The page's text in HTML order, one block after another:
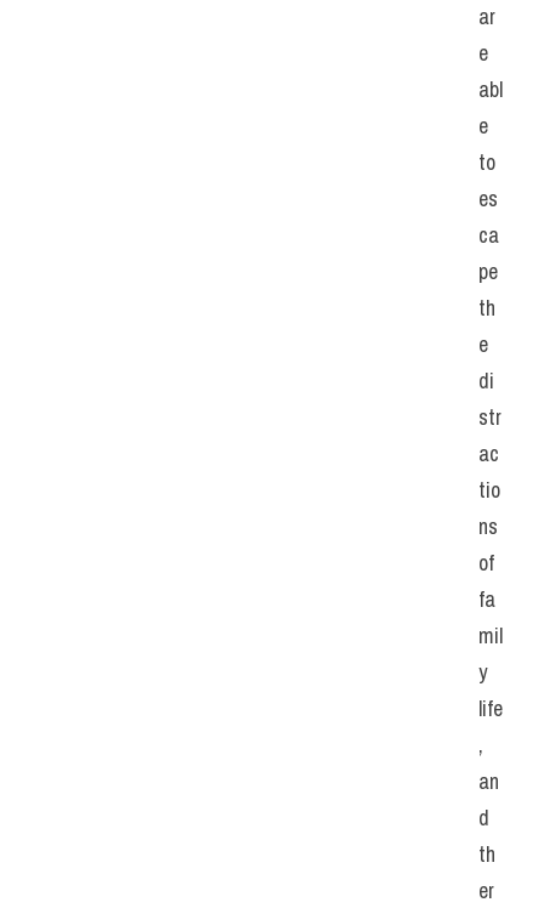
ar
e
abl
e
to
es
ca
pe
th
e
di
str
ac
tio
ns
of
fa
mil
y
life
,
an
d
th
er